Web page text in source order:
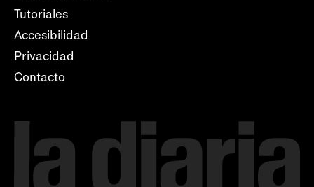
Tutoriales
Accesibilidad
Privacidad
Contacto